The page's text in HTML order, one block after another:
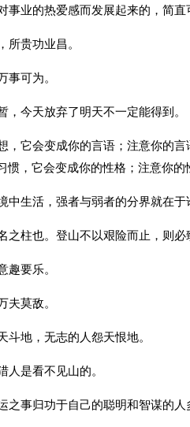
业的热爱感而发展起来的，简直
贵功业昌。
可为。
今天放弃了明天不一定能得到。
它会变成你的言语；注意你的言
惯，它会变成你的性格；注意你的
生活，强者与弱者的分界就在于
柱也。登山不以艰险而止，则必
要乐。
莫敌。
地，无志的人怨天恨地。
是看不见山的。
事归功于自己的聪明和智谋的人